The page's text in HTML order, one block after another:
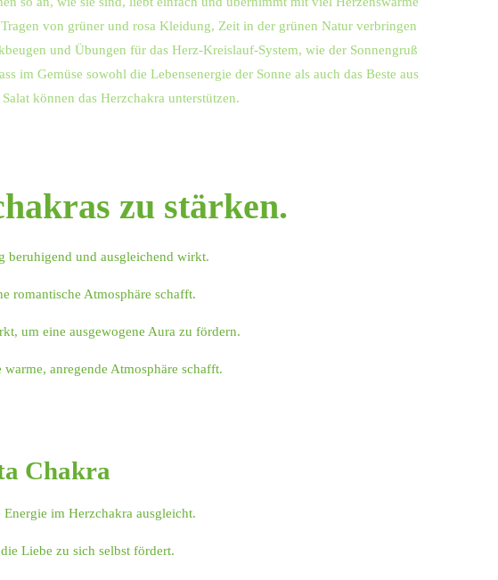
von grüner und rosa Kleidung, Zeit in der grünen Natur verbringen
und Übungen für das Herz-Kreislauf-System, wie der Sonnengruß
im Gemüse sowohl die Lebensenergie der Sonne als auch das Beste aus
können das Herzchakra unterstützen.
zu stärken.
und ausgleichend wirkt.
romantische Atmosphäre schafft.
um eine ausgewogene Aura zu fördern.
anregende Atmosphäre schafft.
Chakra
im Herzchakra ausgleicht.
Liebe zu sich selbst fördert.